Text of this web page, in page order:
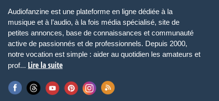
Audiofanzine est une plateforme en ligne dédiée à la
musique et à l’audio, à la fois média spécialisé, site de
petites annonces, base de connaissances et communauté
active de passionnés et de professionnels. Depuis 2000,
notre vocation est simple : aider au quotidien les amateurs et
prof... Lire la suite